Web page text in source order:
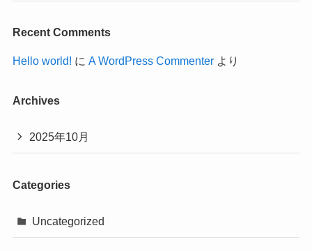
Recent Comments
Hello world! に A WordPress Commenterより
Archives
2025年10月
Categories
Uncategorized